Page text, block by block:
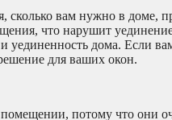
вам нужно в доме,
что нарушит
уединенность дома. Если
для ваших окон.
потому что они